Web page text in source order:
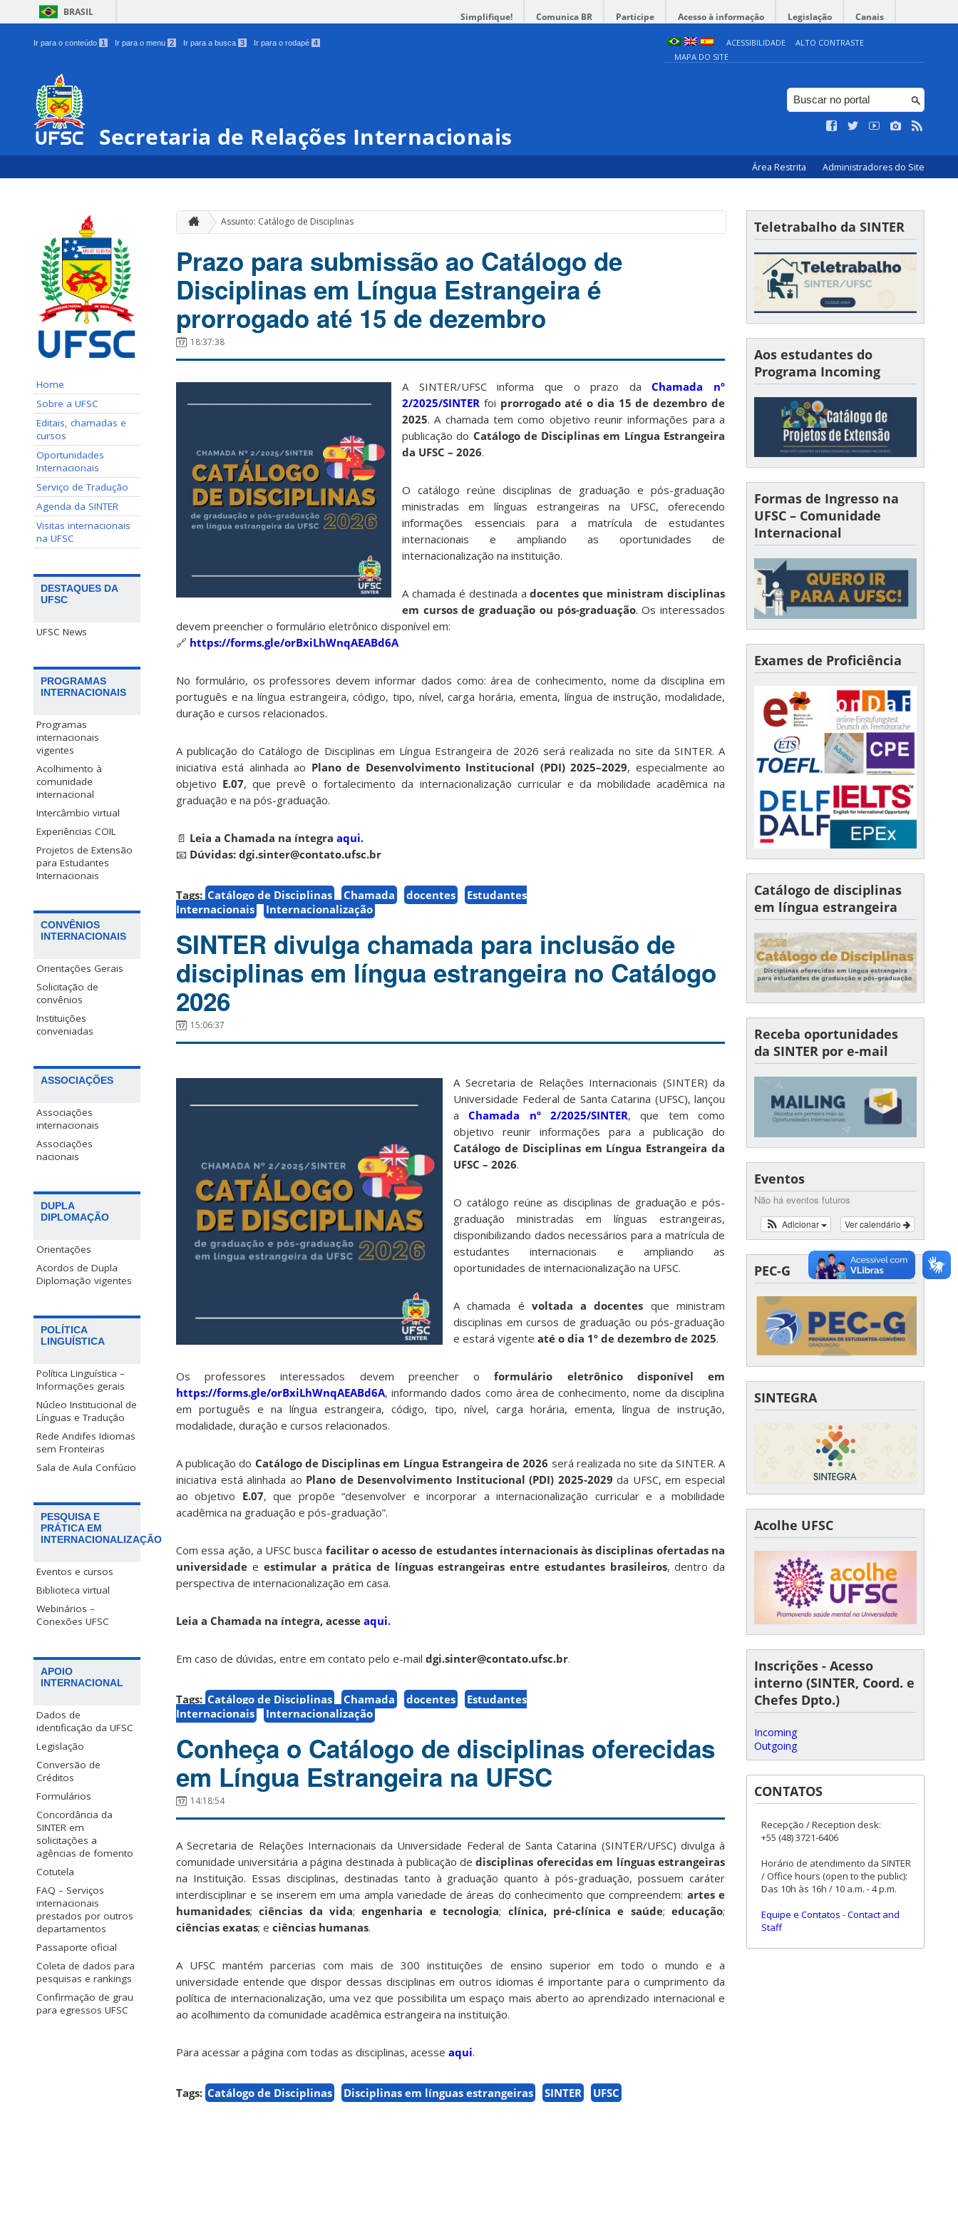
BRASIL Simplifique! Comunica BR Participe Acesso à informação Legislação Canais
Ir para o conteúdo 1 Ir para o menu 2 Ir para a busca 3 Ir para o rodapé 4 ACESSIBILIDADE
ALTO CONTRASTE
MAPA DO SITE
Secretaria de Relações Internacionais
Área Restrita Administradores do Site
Home
Sobre a UFSC
Editais, chamadas e
cursos
Oportunidades
Internacionais
Serviço de Tradução
Agenda da SINTER
Visitas internacionais
na UFSC
DESTAQUES DA
UFSC
UFSC News
PROGRAMAS
INTERNACIONAIS
Programas
internacionais
vigentes
Acolhimento à
comunidade
internacional
Intercâmbio virtual
Experiências COIL
Projetos de Extensão
para Estudantes
Internacionais
CONVÊNIOS
INTERNACIONAIS
Orientações Gerais
Solicitação de
convênios
Instituições
conveniadas
ASSOCIAÇÕES
Associações
internacionais
Associações
nacionais
DUPLA
DIPLOMAÇÃO
Orientações
Acordos de Dupla
Diplomação vigentes
POLÍTICA
LINGUÍSTICA
Política Linguística –
Informações gerais
Núcleo Institucional de
Línguas e Tradução
Rede Andifes Idiomas
sem Fronteiras
Sala de Aula Confúcio
PESQUISA E
PRÁTICA EM
INTERNACIONALIZAÇÃO
Eventos e cursos
Biblioteca virtual
Webinários –
Conexões UFSC
APOIO
INTERNACIONAL
Dados de
identificação da UFSC
Legislação
Conversão de
Créditos
Formulários
Concordância da
SINTER em
solicitações a
agências de fomento
Cotutela
FAQ – Serviços
internacionais
prestados por outros
departamentos
Passaporte oficial
Coleta de dados para
pesquisas e rankings
Confirmação de grau
para egressos UFSC
Assunto: Catálogo de Disciplinas
Prazo para submissão ao Catálogo de
Disciplinas em Língua Estrangeira é
prorrogado até 15 de dezembro
18:37:38
A SINTER/UFSC informa que o prazo daChamada nº
2/2025/SINTER foi prorrogado até o dia 15 de dezembro de
2025. A chamada tem como objetivo reunir informações para a
publicação do Catálogo de Disciplinas em Língua Estrangeira
da UFSC – 2026.
O catálogo reúne disciplinas de graduação e pós-graduação
ministradas em línguas estrangeiras na UFSC, oferecendo
informações essenciais para a matrícula de estudantes
internacionais e ampliando as oportunidades de
internacionalização na instituição.
A chamada é destinada adocentes que ministram disciplinas
em cursos de graduação ou pós-graduação. Os interessados
devem preencher o formulário eletrônico disponível em:
🔗 https://forms.gle/orBxiLhWnqAEABd6A
No formulário, os professores devem informar dados como: área de conhecimento, nome da disciplina em
português e na língua estrangeira, código, tipo, nível, carga horária, ementa, língua de instrução, modalidade,
duração e cursos relacionados.
A publicação do Catálogo de Disciplinas em Língua Estrangeira de 2026 será realizada no site da SINTER. A
iniciativa está alinhada ao Plano de Desenvolvimento Institucional (PDI) 2025–2029, especialmente ao
objetivo E.07, que prevê o fortalecimento da internacionalização curricular e da mobilidade acadêmica na
graduação e na pós-graduação.
📄 Leia a Chamada na íntegra aqui.
📧 Dúvidas: dgi.sinter@contato.ufsc.br
Tags: Catálogo de Disciplinas Chamada docentes
Estudantes
Internacionais
Internacionalização
SINTER divulga chamada para inclusão de
disciplinas em língua estrangeira no Catálogo
2026
15:06:37
A Secretaria de Relações Internacionais (SINTER) da
Universidade Federal de Santa Catarina (UFSC), lançou
aChamada nº 2/2025/SINTER, que tem como
objetivo reunir informações para a publicação do
Catálogo de Disciplinas em Língua Estrangeira da
UFSC – 2026.
O catálogo reúne as disciplinas de graduação e pós-
graduação ministradas em línguas estrangeiras,
disponibilizando dados necessários para a matrícula de
estudantes internacionais e ampliando as
oportunidades de internacionalização na UFSC.
A chamada é voltada a docentes que ministram
disciplinas em cursos de graduação ou pós-graduação
e estará vigente até o dia 1º de dezembro de 2025.
Os professores interessados devem preencher oformulário eletrônico disponível em
https://forms.gle/orBxiLhWnqAEABd6A, informando dados como área de conhecimento, nome da disciplina
em português e na língua estrangeira, código, tipo, nível, carga horária, ementa, língua de instrução,
modalidade, duração e cursos relacionados.
A publicação do Catálogo de Disciplinas em Língua Estrangeira de 2026 será realizada no site da SINTER. A
iniciativa está alinhada ao Plano de Desenvolvimento Institucional (PDI) 2025-2029 da UFSC, em especial
ao objetivo E.07, que propõe “desenvolver e incorporar a internacionalização curricular e a mobilidade
acadêmica na graduação e pós-graduação”.
Com essa ação, a UFSC busca facilitar o acesso de estudantes internacionais às disciplinas ofertadas na
universidade e estimular a prática de línguas estrangeiras entre estudantes brasileiros, dentro da
perspectiva de internacionalização em casa.
Leia a Chamada na íntegra, acesse aqui.
Em caso de dúvidas, entre em contato pelo e-mail dgi.sinter@contato.ufsc.br.
Tags: Catálogo de Disciplinas Chamada docentes
Estudantes
Internacionais
Internacionalização
Conheça o Catálogo de disciplinas oferecidas
em Língua Estrangeira na UFSC
14:18:54
A Secretaria de Relações Internacionais da Universidade Federal de Santa Catarina (SINTER/UFSC) divulga à
comunidade universitária a página destinada à publicação dedisciplinas oferecidas em línguas estrangeiras
na Instituição. Essas disciplinas, destinadas tanto à graduação quanto à pós-graduação,possuem caráter
interdisciplinar e se inserem em uma ampla variedade de áreas do conhecimento que compreendem: artes e
humanidades;ciências da vida;engenharia e tecnologia; clínica, pré-clínica e saúde;educação;
ciências exatas; e ciências humanas.
A UFSC mantém parcerias com mais de 300 instituições de ensino superior em todo o mundo e a
universidade entende que dispor dessas disciplinas em outros idiomas é importante para o cumprimento da
política de internacionalização, uma vez que possibilita um espaço mais aberto ao aprendizado internacional e
ao acolhimento da comunidade acadêmica estrangeira na instituição.
Para acessar a página com todas as disciplinas, acesse aqui.
Tags: Catálogo de Disciplinas Disciplinas em línguas estrangeiras SINTER UFSC
Teletrabalho da SINTER
Aos estudantes do
Programa Incoming
Formas de Ingresso na
UFSC – Comunidade
Internacional
Exames de Proficiência
Catálogo de disciplinas
em língua estrangeira
Receba oportunidades
da SINTER por e-mail
Eventos
Não há eventos futuros
Ver calendário
Adicionar
PEC-G
SINTEGRA
Acolhe UFSC
Inscrições - Acesso
interno (SINTER, Coord. e
Chefes Dpto.)
Incoming
Outgoing
CONTATOS
Recepção / Reception desk:
+55 (48) 3721-6406
Horário de atendimento da SINTER
/ Office hours (open to the public):
Das 10h às 16h / 10 a.m. - 4 p.m.
Equipe e Contatos -Contact and
Staff